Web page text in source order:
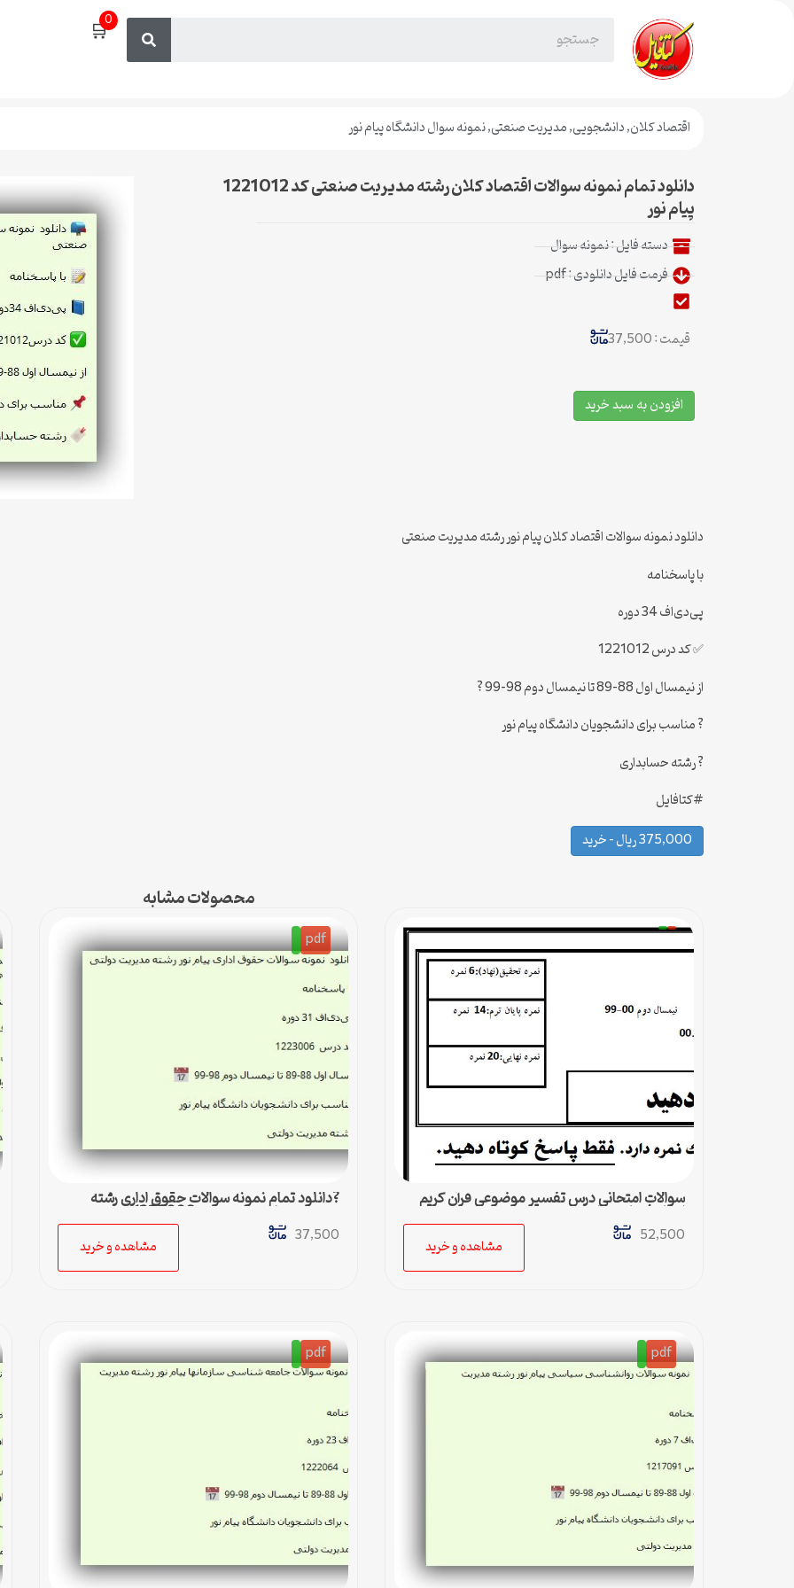
🛒0
اقتصاد کلان,دانشجویی,مدیریت صنعتی,نمونه سوال دانشگاه پیام نور
دانلود تمام نمونه سوالات اقتصاد کلان رشته مدیریت صنعتی کد 1221012
پیام نور
دسته فایل :نمونه سوال
فرمت فایل دانلودی : pdf
قیمت : 37,500
افزودن به سبد خرید
دانلود نمونه سوالات اقتصاد کلان پیام نور رشته مدیریت صنعتی
با پاسخنامه
پی‌دی‌اف 34 دوره
✅ کد درس 1221012
از نیمسال اول 88-89 تا نیمسال دوم 98-99 ?
? مناسب برای دانشجویان دانشگاه پیام نور
? رشته حسابداری
#کتافایل
375,000 ریال – خرید
محصولات مشابه
سوالات امتحاني درس تفسیر موضوعي قرآن كریم
استاد فرهاد منظوری
52,500
مشاهده و خرید
pdf
?دانلود تمام نمونه سوالات حقوق اداری رشته
مدیریت دولتی پیام نور کد 1223006
37,500
مشاهده و خرید
pdf
pdf